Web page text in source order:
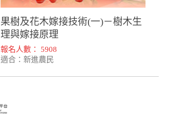
果樹及花木嫁接技術(一)－樹木生
理與嫁接原理
報名人數： 5908
適合：新進農民